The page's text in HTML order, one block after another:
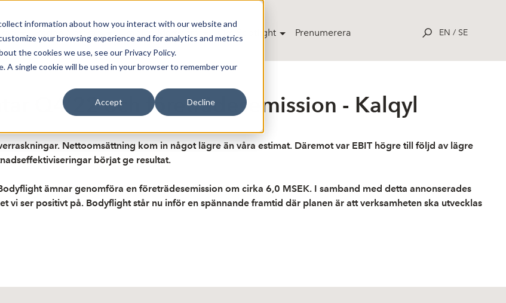
information about how you interact with our website and
your browsing experience and for analytics and metrics
the cookies we use, see our Privacy Policy.
single cookie will be used in your browser to remember your
Accept Decline
Om Spotlight Prenumerera EN / SE
Q4’22 och företrädesemission - Kalqyl
Nettoomsättning kom in något lägre än våra estimat. Däremot var EBIT högre till följd av lägre
börjat ge resultat.
ämnar genomföra en företrädesemission om cirka 6,0 MSEK. I samband med detta annonserades
vi ser positivt på. Bodyflight står nu inför en spännande framtid där planen är att verksamheten ska utvecklas